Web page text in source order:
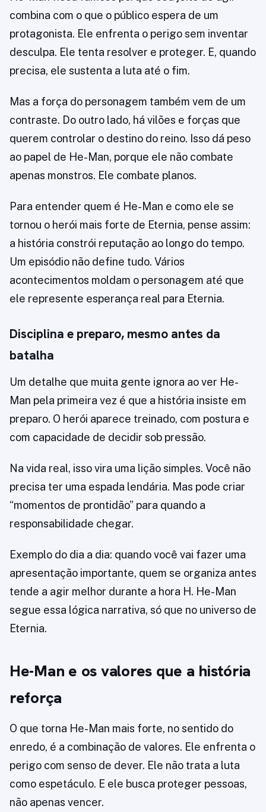
combina com o que o público espera de um
protagonista. Ele enfrenta o perigo sem inventar
desculpa. Ele tenta resolver e proteger. E, quando
precisa, ele sustenta a luta até o fim.
Mas a força do personagem também vem de um
contraste. Do outro lado, há vilões e forças que
querem controlar o destino do reino. Isso dá peso
ao papel de He-Man, porque ele não combate
apenas monstros. Ele combate planos.
Para entender quem é He-Man e como ele se
tornou o herói mais forte de Eternia, pense assim:
a história constrói reputação ao longo do tempo.
Um episódio não define tudo. Vários
acontecimentos moldam o personagem até que
ele represente esperança real para Eternia.
Disciplina e preparo, mesmo antes da
batalha
Um detalhe que muita gente ignora ao ver He-
Man pela primeira vez é que a história insiste em
preparo. O herói aparece treinado, com postura e
com capacidade de decidir sob pressão.
Na vida real, isso vira uma lição simples. Você não
precisa ter uma espada lendária. Mas pode criar
“momentos de prontidão” para quando a
responsabilidade chegar.
Exemplo do dia a dia: quando você vai fazer uma
apresentação importante, quem se organiza antes
tende a agir melhor durante a hora H. He-Man
segue essa lógica narrativa, só que no universo de
Eternia.
He-Man e os valores que a história
reforça
O que torna He-Man mais forte, no sentido do
enredo, é a combinação de valores. Ele enfrenta o
perigo com senso de dever. Ele não trata a luta
como espetáculo. E ele busca proteger pessoas,
não apenas vencer.